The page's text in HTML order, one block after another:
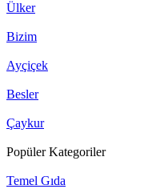
Ülker
Bizim
Ayçiçek
Besler
Çaykur
Popüler Kategoriler
Temel Gıda